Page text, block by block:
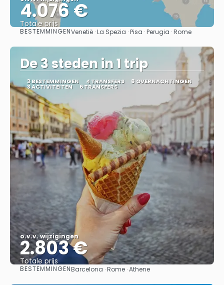
4.076 €
Totale prijs
Bekijk
BESTEMMINGENVenetië · La Spezia · Pisa · Perugia · Rome
De 3 steden in 1 trip
3 BESTEMMINGEN 4 TRANSFERS 8 OVERNACHTINGEN
3 ACTIVITEITEN 6 TRANSFERS
o.v.v. wijzigingen
2.803 €
Totale prijs
Bekijk
BESTEMMINGENBarcelona · Rome · Athene